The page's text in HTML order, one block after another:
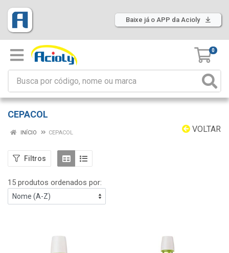
Baixe já o APP da Acioly
0
CEPACOL
VOLTAR
INÍCIO CEPACOL
Filtros
15 produtos ordenados por: